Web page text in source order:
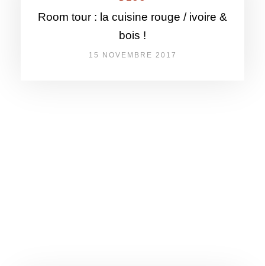
Room tour : la cuisine rouge / ivoire &
bois !
15 NOVEMBRE 2017